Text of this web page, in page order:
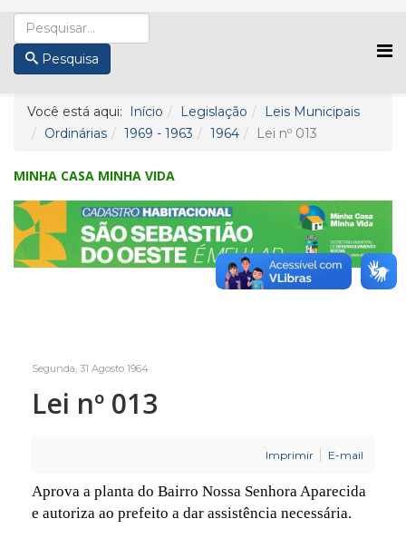
Pesquisa
Você está aqui: Início Legislação
Leis Municipais
Ordinárias
1969 - 1963 1964 Lei nº 013
MINHA CASA MINHA VIDA
Segunda, 31 Agosto 1964
Lei nº 013
Imprimir E-mail
Aprova a planta do Bairro Nossa Senhora Aparecida
e autoriza ao prefeito a dar assistência necessária.